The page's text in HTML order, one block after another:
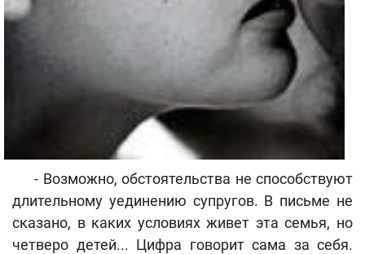
- Возможно, обстоятельства не способствуют
длительному уединению супругов. В письме не
сказано, в каких условиях живет эта семья, но
четверо детей... Цифра говорит сама за себя.